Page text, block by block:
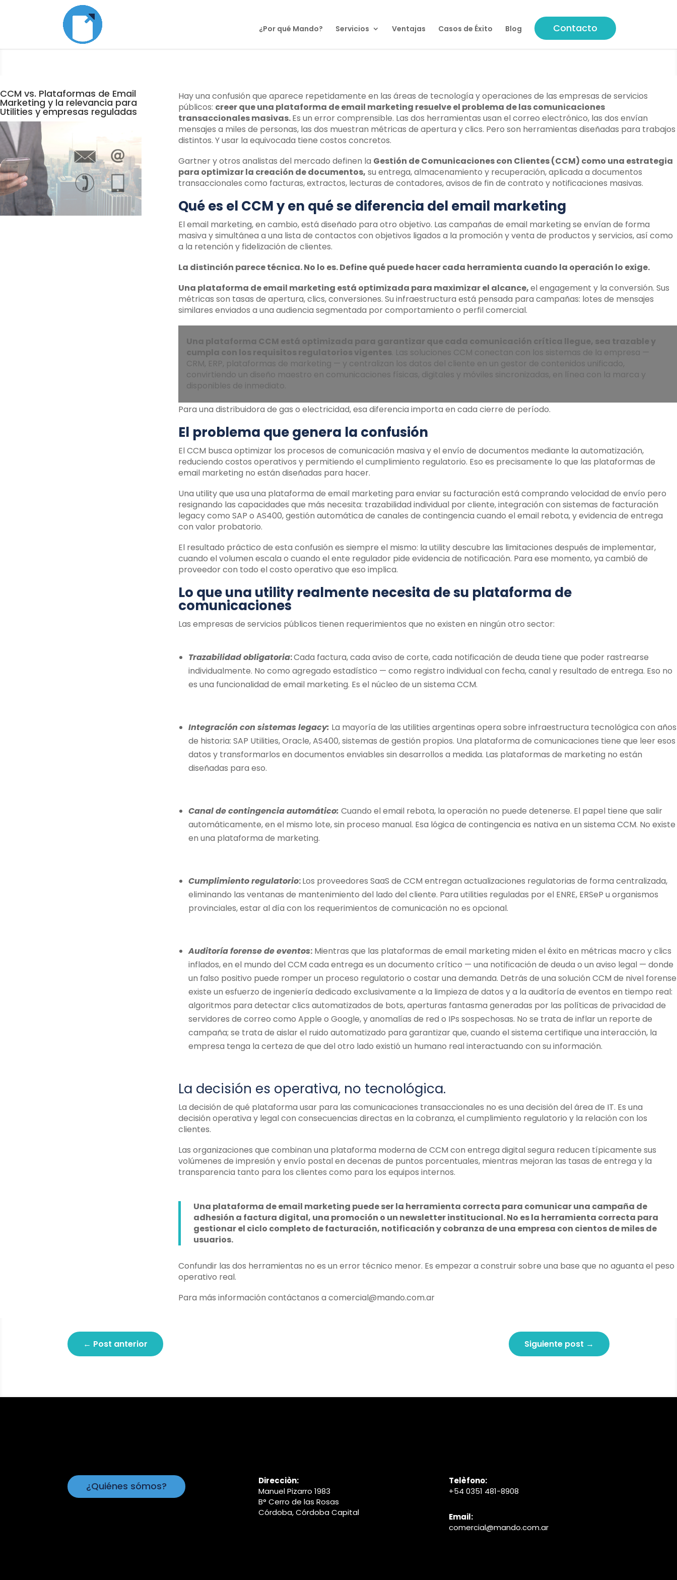
¿Por qué Mando? Servicios Ventajas Casos de Éxito Blog Contacto
CCM vs. Plataformas de Email
Marketing y la relevancia para
Utilities y empresas reguladas
Hay una confusión que aparece repetidamente en las áreas de tecnología y operaciones de las empresas de servicios
públicos: creer que una plataforma de email marketing resuelve el problema de las comunicaciones
transaccionales masivas.Es un error comprensible. Las dos herramientas usan el correo electrónico, las dos envían
mensajes a miles de personas, las dos muestran métricas de apertura y clics. Pero son herramientas diseñadas para trabajos
distintos. Y usar la equivocada tiene costos concretos.
Gartner y otros analistas del mercado definen la Gestión de Comunicaciones con Clientes (CCM) como una estrategia
para optimizar la creación de documentos, su entrega, almacenamiento y recuperación, aplicada a documentos
transaccionales como facturas, extractos, lecturas de contadores, avisos de fin de contrato y notificaciones masivas.
Qué es el CCM y en qué se diferencia del email marketing
El email marketing, en cambio, está diseñado para otro objetivo. Las campañas de email marketing se envían de forma
masiva y simultánea a una lista de contactos con objetivos ligados a la promoción y venta de productos y servicios, así como
a la retención y fidelización de clientes.
La distinción parece técnica. No lo es. Define qué puede hacer cada herramienta cuando la operación lo exige.
Una plataforma de email marketing está optimizada para maximizar el alcance,el engagement y la conversión. Sus
métricas son tasas de apertura, clics, conversiones. Su infraestructura está pensada para campañas: lotes de mensajes
similares enviados a una audiencia segmentada por comportamiento o perfil comercial.
Una plataforma CCM está optimizada para garantizar que cada comunicación crítica llegue, sea trazable y
cumpla con los requisitos regulatorios vigentes . Las soluciones CCM conectan con los sistemas de la empresa —
CRM, ERP, plataformas de marketing — y centralizan los datos del cliente en un gestor de contenidos unificado,
convirtiendo un diseño maestro en comunicaciones físicas, digitales y móviles sincronizadas, en línea con la marca y
disponibles de inmediato.
Para una distribuidora de gas o electricidad, esa diferencia importa en cada cierre de período.
El problema que genera la confusión
El CCM busca optimizar los procesos de comunicación masiva y el envío de documentos mediante la automatización,
reduciendo costos operativos y permitiendo el cumplimiento regulatorio. Eso es precisamente lo que las plataformas de
email marketing no están diseñadas para hacer.
Una utility que usa una plataforma de email marketing para enviar su facturación está comprando velocidad de envío pero
resignando las capacidades que más necesita: trazabilidad individual por cliente, integración con sistemas de facturación
legacy como SAP o AS400, gestión automática de canales de contingencia cuando el email rebota, y evidencia de entrega
con valor probatorio.
El resultado práctico de esta confusión es siempre el mismo: la utility descubre las limitaciones después de implementar,
cuando el volumen escala o cuando el ente regulador pide evidencia de notificación. Para ese momento, ya cambió de
proveedor con todo el costo operativo que eso implica.
Lo que una utility realmente necesita de su plataforma de
comunicaciones
Las empresas de servicios públicos tienen requerimientos que no existen en ningún otro sector:
Trazabilidad obligatoria:Cada factura, cada aviso de corte, cada notificación de deuda tiene que poder rastrearse
individualmente. No como agregado estadístico — como registro individual con fecha, canal y resultado de entrega. Eso no
es una funcionalidad de email marketing. Es el núcleo de un sistema CCM.
Integración con sistemas legacy: La mayoría de las utilities argentinas opera sobre infraestructura tecnológica con años
de historia: SAP Utilities, Oracle, AS400, sistemas de gestión propios. Una plataforma de comunicaciones tiene que leer esos
datos y transformarlos en documentos enviables sin desarrollos a medida. Las plataformas de marketing no están
diseñadas para eso.
Canal de contingencia automático: Cuando el email rebota, la operación no puede detenerse. El papel tiene que salir
automáticamente, en el mismo lote, sin proceso manual. Esa lógica de contingencia es nativa en un sistema CCM. No existe
en una plataforma de marketing.
Cumplimiento regulatorio:Los proveedores SaaS de CCM entregan actualizaciones regulatorias de forma centralizada,
eliminando las ventanas de mantenimiento del lado del cliente. Para utilities reguladas por el ENRE, ERSeP u organismos
provinciales, estar al día con los requerimientos de comunicación no es opcional.
Auditoría forense de eventos: Mientras que las plataformas de email marketing miden el éxito en métricas macro y clics
inflados, en el mundo del CCM cada entrega es un documento crítico — una notificación de deuda o un aviso legal — donde
un falso positivo puede romper un proceso regulatorio o costar una demanda. Detrás de una solución CCM de nivel forense
existe un esfuerzo de ingeniería dedicado exclusivamente a la limpieza de datos y a la auditoría de eventos en tiempo real:
algoritmos para detectar clics automatizados de bots, aperturas fantasma generadas por las políticas de privacidad de
servidores de correo como Apple o Google, y anomalías de red o IPs sospechosas. No se trata de inflar un reporte de
campaña; se trata de aislar el ruido automatizado para garantizar que, cuando el sistema certifique una interacción, la
empresa tenga la certeza de que del otro lado existió un humano real interactuando con su información.
La decisión es operativa, no tecnológica.
La decisión de qué plataforma usar para las comunicaciones transaccionales no es una decisión del área de IT. Es una
decisión operativa y legal con consecuencias directas en la cobranza, el cumplimiento regulatorio y la relación con los
clientes.
Las organizaciones que combinan una plataforma moderna de CCM con entrega digital segura reducen típicamente sus
volúmenes de impresión y envío postal en decenas de puntos porcentuales, mientras mejoran las tasas de entrega y la
transparencia tanto para los clientes como para los equipos internos.
Una plataforma de email marketing puede ser la herramienta correcta para comunicar una campaña de
adhesión a factura digital, una promoción o un newsletter institucional. No es la herramienta correcta para
gestionar el ciclo completo de facturación, notificación y cobranza de una empresa con cientos de miles de
usuarios.
Confundir las dos herramientas no es un error técnico menor. Es empezar a construir sobre una base que no aguanta el peso
operativo real.
Para más información contáctanos a comercial@mando.com.ar
← Post anterior Siguiente post →
¿Quiénes sómos?
Direcciòn:
Manuel Pizarro 1983
B° Cerro de las Rosas
Córdoba, Córdoba Capital
Telèfono:
+54 0351 481-8908
Email:
comercial@mando.com.ar